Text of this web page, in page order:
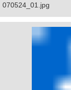
070524_01.jpg